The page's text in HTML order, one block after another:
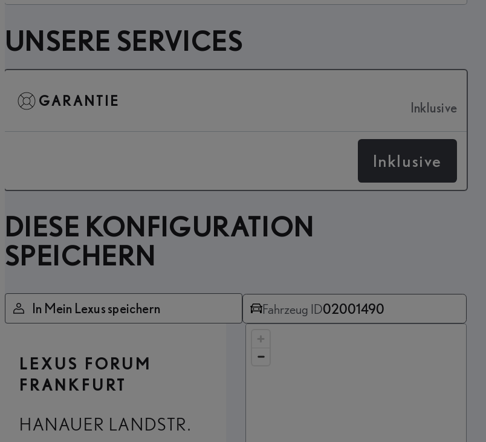
UNSERE SERVICES
GARANTIE Inklusive
Inklusive
DIESE KONFIGURATION
SPEICHERN
In Mein Lexus speichern Fahrzeug ID02001490
LEXUS FORUM
FRANKFURT
HANAUER LANDSTR.